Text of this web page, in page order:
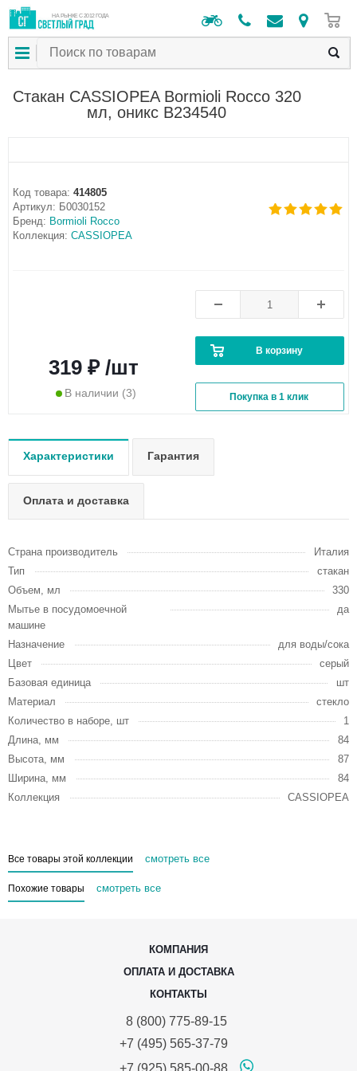
НА РЫНКЕ С 2012 ГОДА
Стакан CASSIOPEA Bormioli Rocco 320
мл, оникс B234540
Код товара: 414805
Артикул: Б0030152
Бренд: Bormioli Rocco
Коллекция: CASSIOPEA
319 ₽ /шт
В наличии (3)
В корзину
Покупка в 1 клик
Характеристики Гарантия
Оплата и доставка
Страна производитель
Италия
Тип
стакан
Объем, мл
330
Мытье в посудомоечной
машине
да
Назначение
для воды/сока
Цвет
серый
Базовая единица
шт
Материал
стекло
Количество в наборе, шт
1
Длина, мм
84
Высота, мм
87
Ширина, мм
84
Коллекция
CASSIOPEA
Все товары этой коллекции смотреть все
Похожие товары смотреть все
КОМПАНИЯ
ОПЛАТА И ДОСТАВКА
КОНТАКТЫ
8 (800) 775-89-15
+7 (495) 565-37-79
+7 (925) 585-00-88